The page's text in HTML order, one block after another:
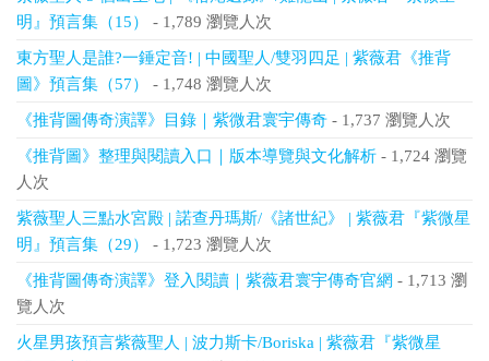
明』預言集（15）
- 1,789 瀏覽人次
東方聖人是誰?一錘定音! | 中國聖人/雙羽四足 | 紫薇君《推背
圖》預言集（57）
- 1,748 瀏覽人次
《推背圖傳奇演譯》目錄｜紫微君寰宇傳奇 - 1,737 瀏覽人次
《推背圖》整理與閱讀入口｜版本導覽與文化解析 - 1,724 瀏覽
人次
紫薇聖人三點水宮殿 | 諾查丹瑪斯/《諸世紀》 | 紫薇君『紫微星
明』預言集（29）
- 1,723 瀏覽人次
《推背圖傳奇演譯》登入閱讀｜紫薇君寰宇傳奇官網 - 1,713 瀏
覽人次
火星男孩預言紫薇聖人 | 波力斯卡/Boriska | 紫薇君『紫微星